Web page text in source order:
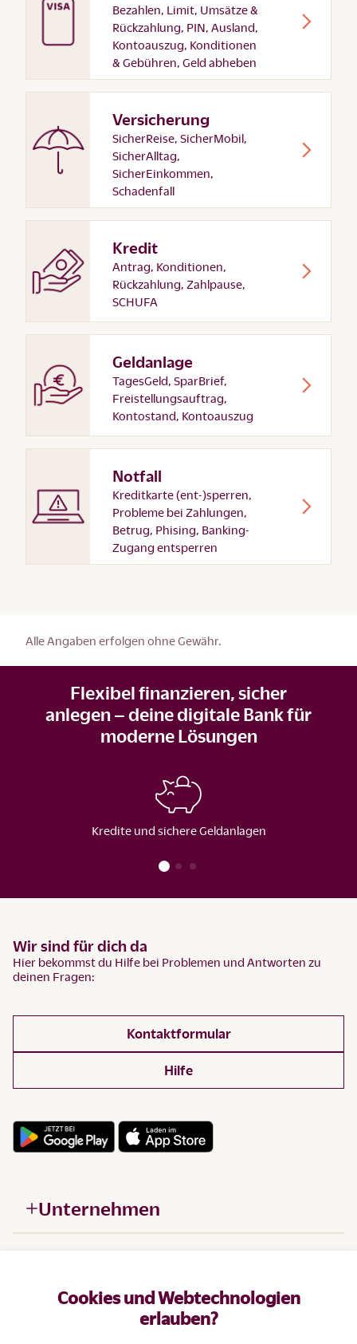
Cookies und Webtechnologien
erlauben?
Bezahlen, Limit, Umsätze &
Rückzahlung, PIN, Ausland,
Kontoauszug, Konditionen
& Gebühren, Geld abheben
Versicherung
SicherReise, SicherMobil,
SicherAlltag,
SicherEinkommen,
Schadenfall
Kredit
Antrag, Konditionen,
Rückzahlung, Zahlpause,
SCHUFA
Geldanlage
TagesGeld, SparBrief,
Freistellungsauftrag,
Kontostand, Kontoauszug
Notfall
Kreditkarte (ent-)sperren,
Probleme bei Zahlungen,
Betrug, Phising, Banking-
Zugang entsperren
Alle Angaben erfolgen ohne Gewähr.
Flexibel finanzieren, sicher
anlegen – deine digitale Bank für
moderne Lösungen
Kredite und sichere Geldanlagen
Wir sind für dich da
Hier bekommst du Hilfe bei Problemen und Antworten zu
deinen Fragen:
Kontaktformular
Hilfe
Unternehmen
Produkte